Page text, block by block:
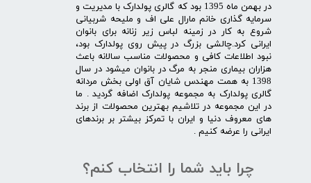
در بهمن ماه 1395 بود که گالری پولدارک با مدیریت و
سرمایه گذاری خانم مارال علی اف و ملیحه شربیانی
شروع به کار در زمینه لباس زیر زنانه برای بانوان
ایرانی کرد.چالشی بزرگ در پیش روی پولدارک بود،
نبود اطلاعات کافی و محصولات مناسب سالانه باعث
هزاران بیماری منجر به مرگ در بانوان میشود در سال
1398 به همت مهندس شایان آق اولی بخش مردانه
گالری پولدارک به مجموعه پولدارک اضافه گردید . ما
در این مجموعه در تلاشیم بهترین محصولات از برند
های معروف دنیا و ایران با تمرکز بیشتر بر برندهای
ایرانی را عرضه کنیم .​​​​​​​
چرا باید شما را انتخاب کنم؟